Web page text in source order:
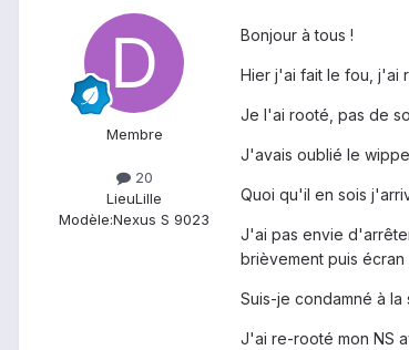
Membre
20
LieuLille
Modèle:Nexus S 9023
Bonjour à tous !
Hier j'ai fait le fou, j'ai
Je l'ai rooté, pas de
J'avais oublié le
Quoi qu'il en sois
J'ai pas envie
brièvement puis écran
Suis-je condamné à la
J'ai re-rooté mon NS